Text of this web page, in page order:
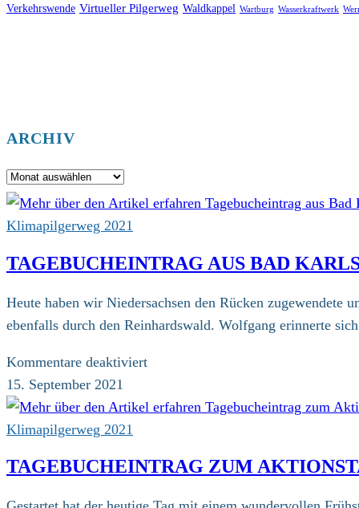
Verkehrswende Virtueller Pilgerweg Waldkappel Wartburg Wasserkraftwerk
ARCHIV
Archiv
Klimapilgerweg 2021
TAGEBUCHEINTRAG AUS BAD
Heute haben wir Niedersachsen den Rücken
ebenfalls durch den Reinhardswald. Wolfgang erinnerte
Kommentare deaktiviertfür
aus
15. September 2021
Klimapilgerweg 2021
TAGEBUCHEINTRAG ZUM